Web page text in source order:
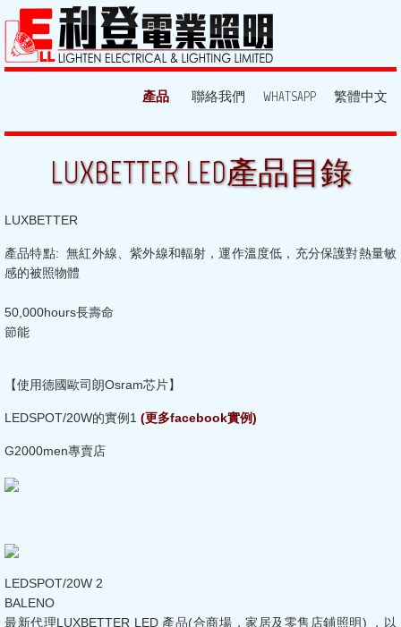
產品 聯絡我們 WHATSAPP 繁體中文
LUXBETTER LED產品目錄
LUXBETTER
產品特點:  無紅外線、紫外線和輻射，運作溫度低，充分保護對熱量敏
感的被照物體
50,000hours長壽命
節能
【使用德國歐司朗Osram芯片】
LEDSPOT/20W的實例1 (更多facebook實例)
G2000men專賣店
LEDSPOT/20W 2
BALENO
最新代理LUXBETTER LED 產品(合商場，家居及零售店鋪照明) ，以